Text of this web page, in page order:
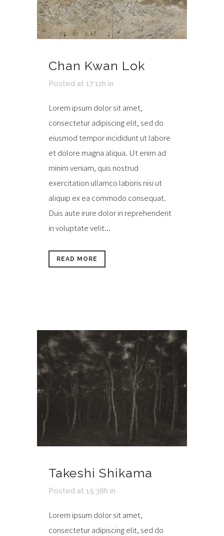
Chan Kwan Lok
Posted at 17:11h in
Lorem ipsum dolor sit amet,
consectetur adipiscing elit, sed do
eiusmod tempor incididunt ut labore
et dolore magna aliqua. Ut enim ad
minim veniam, quis nostrud
exercitation ullamco laboris nisi ut
aliquip ex ea commodo consequat.
Duis aute irure dolor in reprehenderit
in voluptate velit...
READ MORE
Takeshi Shikama
Posted at 15:38h in
Lorem ipsum dolor sit amet,
consectetur adipiscing elit, sed do